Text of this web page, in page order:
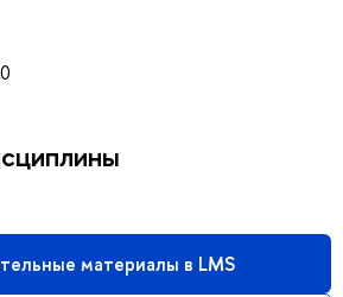
материалы в LMS